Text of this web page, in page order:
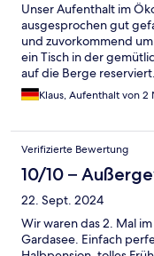
Unser Aufenthalt im
ausgesprochen gut
und zuvorkommend
ein Tisch in der
auf die Berge
sauber mit Balkon und
serviert. Die Portionen
uns allen sehr gut
traumhaft und es
Umgebung. Nochmals
gerne wieder!
Klaus, Aufenthalt von 2
Verifizierte Bewertung
10/10 –
22. Sept. 2024
Wir waren das 2. Mal
Gardasee. Einfach